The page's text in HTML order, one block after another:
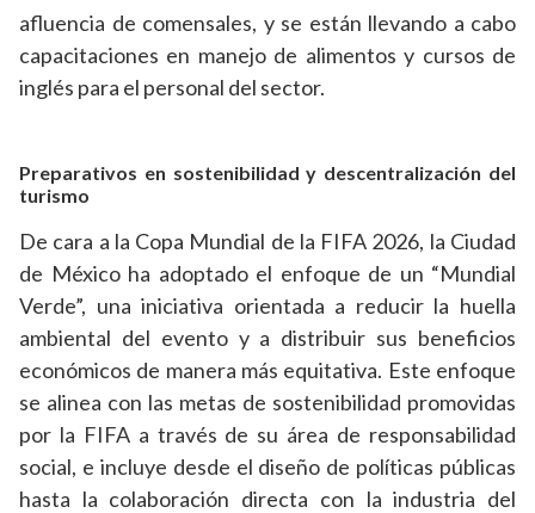
afluencia de comensales, y se están llevando a cabo
capacitaciones en manejo de alimentos y cursos de
inglés para el personal del sector.
Preparativos en sostenibilidad y descentralización del
turismo
De cara a la Copa Mundial de la FIFA 2026, la Ciudad
de México ha adoptado el enfoque de un “Mundial
Verde”, una iniciativa orientada a reducir la huella
ambiental del evento y a distribuir sus beneficios
económicos de manera más equitativa. Este enfoque
se alinea con las metas de sostenibilidad promovidas
por la FIFA a través de su área de responsabilidad
social, e incluye desde el diseño de políticas públicas
hasta la colaboración directa con la industria del